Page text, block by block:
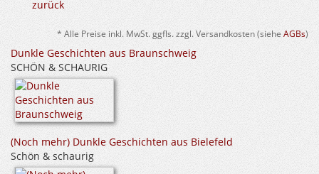
zurück
* Alle Preise inkl. MwSt. ggfls. zzgl. Versandkosten (siehe AGBs)
Dunkle Geschichten aus Braunschweig
SCHÖN & SCHAURIG
(Noch mehr) Dunkle Geschichten aus Bielefeld
Schön & schaurig